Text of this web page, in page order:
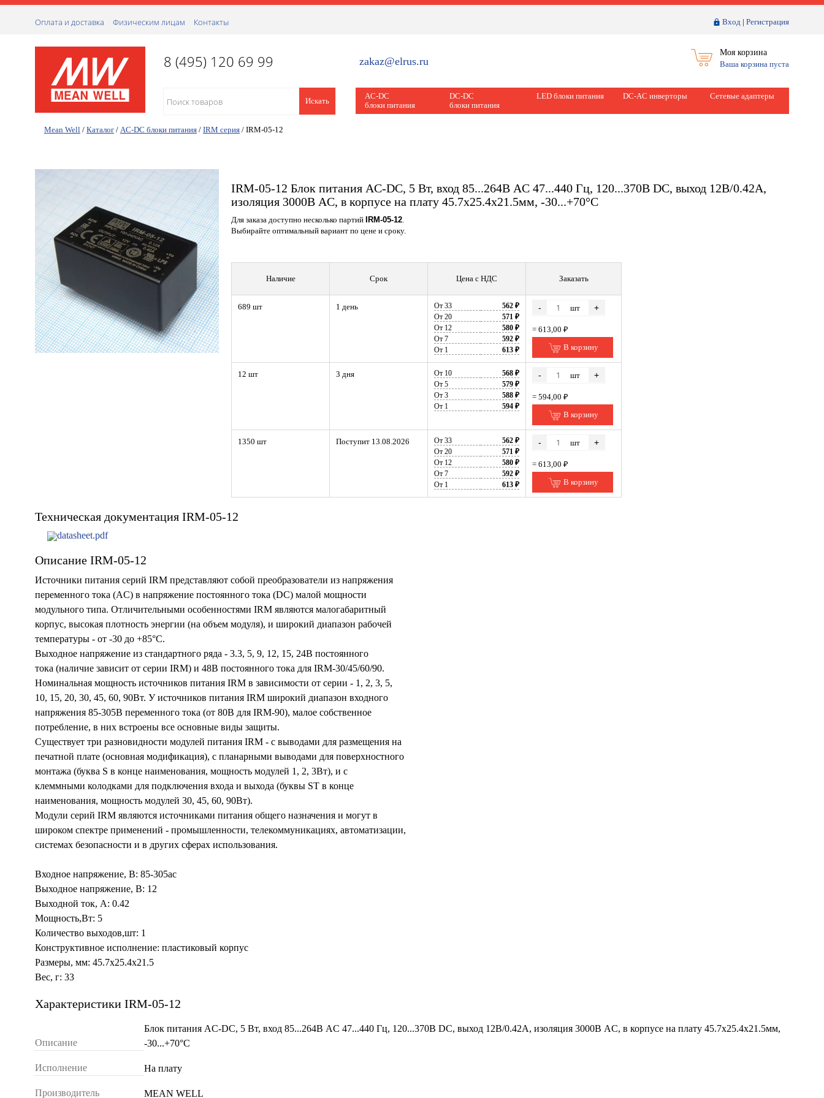
Вход | Регистрация
Оплата и доставка Физическим лицам Контакты
8 (495) 120 69 99 zakaz@elrus.ru
Моя корзина
Ваша корзина пуста
Искать
AC-DC
блоки питания
DC-DC
блоки питания
LED блоки питания DC-AC инверторы Сетевые адаптеры
Mean Well / Каталог / AC-DC блоки питания / IRM серия / IRM-05-12
IRM-05-12 Блок питания AC-DC, 5 Вт, вход 85...264В AC 47...440 Гц, 120...370B DC, выход 12В/0.42А,
изоляция 3000В AC, в корпусе на плату 45.7х25.4х21.5мм, -30...+70°C
Для заказа доступно несколько партий IRM-05-12
Выбирайте оптимальный вариант по цене и сроку.
Наличие Срок Цена с НДС Заказать
689 шт 1 день От 33
562 ₽
От 20
571 ₽
От 12
580 ₽
От 7
592 ₽
От 1
613 ₽
- шт +
= 613,00 ₽
В корзину
12 шт 3 дня От 10
568 ₽
От 5
579 ₽
От 3
588 ₽
От 1
594 ₽
- шт +
= 594,00 ₽
В корзину
1350 шт Поступит 13.08.2026 От 33
562 ₽
От 20
571 ₽
От 12
580 ₽
От 7
592 ₽
От 1
613 ₽
- шт +
= 613,00 ₽
В корзину
Техническая документация IRM-05-12
datasheet.pdf
Описание IRM-05-12
Источники питания серий IRM представляют собой преобразователи из напряжения
переменного тока (AC) в напряжение постоянного тока (DC) малой мощности
модульного типа. Отличительными особенностями IRM являются малогабаритный
корпус, высокая плотность энергии (на объем модуля), и широкий диапазон рабочей
температуры - от -30 до +85°С.
Выходное напряжение из стандартного ряда - 3.3, 5, 9, 12, 15, 24В постоянного
тока (наличие зависит от серии IRM) и 48В постоянного тока для IRM-30/45/60/90.
Номинальная мощность источников питания IRM в зависимости от серии - 1, 2, 3, 5,
10, 15, 20, 30, 45, 60, 90Вт. У источников питания IRM широкий диапазон входного
напряжения 85-305В переменного тока (от 80В для IRM-90), малое собственное
потребление, в них встроены все основные виды защиты.
Существует три разновидности модулей питания IRM - с выводами для размещения на
печатной плате (основная модификация), с планарными выводами для поверхностного
монтажа (буква S в конце наименования, мощность модулей 1, 2, 3Вт), и с
клеммными колодками для подключения входа и выхода (буквы ST в конце
наименования, мощность модулей 30, 45, 60, 90Вт).
Модули серий IRM являются источниками питания общего назначения и могут в
широком спектре применений - промышленности, телекоммуникациях, автоматизации,
системах безопасности и в других сферах использования.
Входное напряжение, В: 85-305ac
Выходное напряжение, В: 12
Выходной ток, А: 0.42
Мощность,Вт: 5
Количество выходов,шт: 1
Конструктивное исполнение: пластиковый корпус
Размеры, мм: 45.7x25.4x21.5
Вес, г: 33
Характеристики IRM-05-12
Описание
Блок питания AC-DC, 5 Вт, вход 85...264В AC 47...440 Гц, 120...370B DC, выход 12В/0.42А, изоляция 3000В AC, в корпусе на плату 45.7х25.4х21.5мм,
-30...+70°C
Исполнение На плату
Производитель MEAN WELL